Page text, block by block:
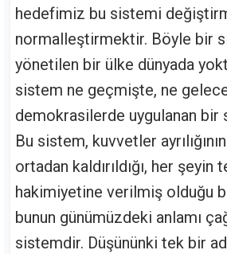
hedefimiz bu sistemi
normalleştirmektir. Böyle bir
yönetilen bir ülke dünyada
sistem ne geçmişte, ne
demokrasilerde uygulanan bir
Bu sistem, kuvvetler
ortadan kaldırıldığı, her şeyin
hakimiyetine verilmiş olduğu
bunun günümüzdeki anlamı
sistemdir. Düşününki tek bir